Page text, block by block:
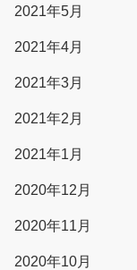
2021年5月
2021年4月
2021年3月
2021年2月
2021年1月
2020年12月
2020年11月
2020年10月